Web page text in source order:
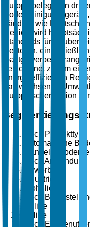
Europa belegt den
Ländern wie
Region wird
Standards für
Sektoren,
Gastgewerbe,
verzeichnet zudem
energieeffizienten
das wachsende
Europäischen Union
Nach Produkttyp
Automatische
Manuelle
Nach Anwendung
Gewerblich
Industriell
Wohnlich
Nach
Online
Offline
Nach Endbenutzer